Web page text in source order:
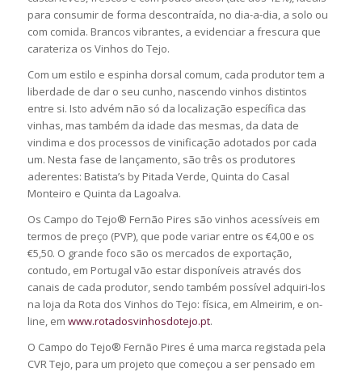
para consumir de forma descontraída, no dia-a-dia, a solo ou
com comida. Brancos vibrantes, a evidenciar a frescura que
carateriza os Vinhos do Tejo.
Com um estilo e espinha dorsal comum, cada produtor tem a
liberdade de dar o seu cunho, nascendo vinhos distintos
entre si. Isto advém não só da localização específica das
vinhas, mas também da idade das mesmas, da data de
vindima e dos processos de vinificação adotados por cada
um. Nesta fase de lançamento, são três os produtores
aderentes: Batista’s by Pitada Verde, Quinta do Casal
Monteiro e Quinta da Lagoalva.
Os Campo do Tejo® Fernão Pires são vinhos acessíveis em
termos de preço (PVP), que pode variar entre os €4,00 e os
€5,50. O grande foco são os mercados de exportação,
contudo, em Portugal vão estar disponíveis através dos
canais de cada produtor, sendo também possível adquiri-los
na loja da Rota dos Vinhos do Tejo: física, em Almeirim, e on-
line, em www.rotadosvinhosdotejo.pt.
O Campo do Tejo® Fernão Pires é uma marca registada pela
CVR Tejo, para um projeto que começou a ser pensado em